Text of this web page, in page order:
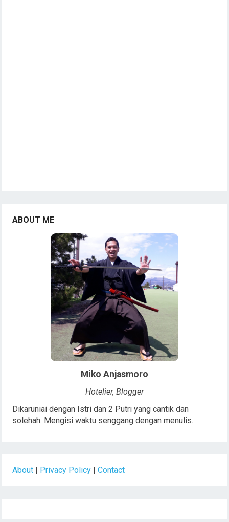
ABOUT ME
Miko Anjasmoro
Hotelier, Blogger
Dikaruniai dengan Istri dan 2 Putri yang cantik dan
solehah. Mengisi waktu senggang dengan menulis.
About Privacy Policy |Contact